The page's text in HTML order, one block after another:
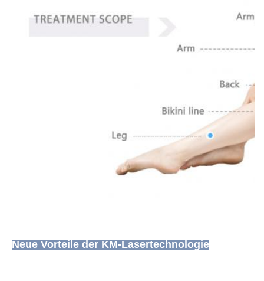
Neue Vorteile der KM-Lasertechnologie